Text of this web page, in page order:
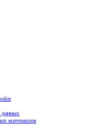
данных
материалов